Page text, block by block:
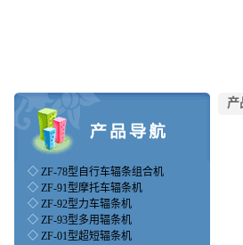
◇ ZF-78型自行车辐条组合机
◇ ZF-91型摩托车辐条机
◇ ZF-92型力车辐条机
◇ ZF-93型多用辐条机
◇ ZF-01型超短辐条机
产